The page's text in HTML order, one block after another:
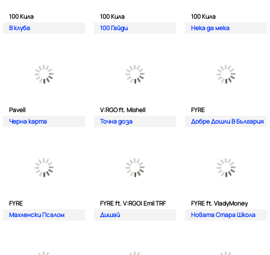
100 Кила
В клуба
100 Кила
100 Гайди
100 Кила
Нека да мека
Pavell
Черна карта
V:RGO ft. Mishell
Точна доза
FYRE
Добре Дошли В България
FYRE
Махленски Псалом
FYRE ft. V:RGO| Emil TRF
Дишай
FYRE ft. VladyMoney
Новата Стара Школа